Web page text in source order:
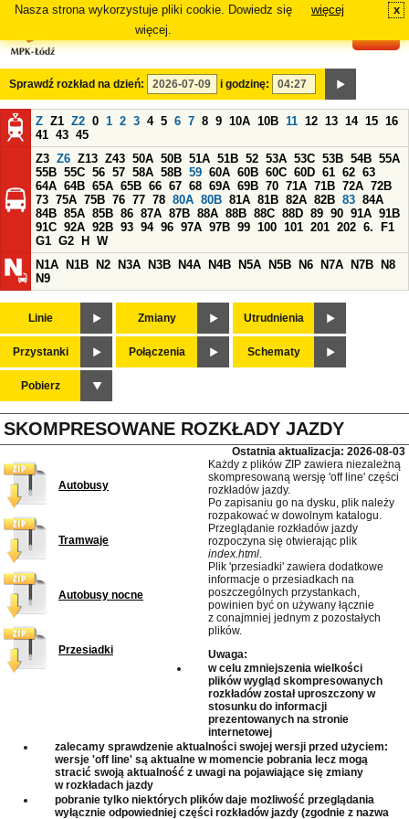
Nasza strona wykorzystuje pliki cookie. Dowiedz się
więcej.
więcej x
Sprawdź rozkład na dzień: i godzinę:
Z Z1 Z2 0 1 2 3 4 5 6 7 8 9 10A 10B 11 12 13 14 15 16
41 43 45
Z3 Z6 Z13 Z43 50A 50B 51A 51B 52 53A 53C 53B 54B 55A
55B 55C 56 57 58A 58B 59 60A 60B 60C 60D 61 62 63
64A 64B 65A 65B 66 67 68 69A 69B 70 71A 71B 72A 72B
73 75A 75B 76 77 78 80A 80B 81A 81B 82A 82B 83 84A
84B 85A 85B 86 87A 87B 88A 88B 88C 88D 89 90 91A 91B
91C 92A 92B 93 94 96 97A 97B 99 100 101 201 202 6.
F1
G1 G2 H
W
N1A
N1B N2 N3A N3B N4A N4B N5A N5B N6 N7A N7B
N8
N9
Linie Zmiany Utrudnienia
Przystanki Połączenia Schematy
Pobierz
SKOMPRESOWANE ROZKŁADY JAZDY
Ostatnia aktualizacja: 2026-08-03
Autobusy
Tramwaje
Autobusy nocne
Przesiadki
Każdy z plików ZIP zawiera niezależną
skompresowaną wersję 'off line' części
rozkładów jazdy.
Po zapisaniu go na dysku, plik należy
rozpakować w dowolnym katalogu.
Przeglądanie rozkładów jazdy
rozpoczyna się otwierając plik
index.html.
Plik 'przesiadki' zawiera dodatkowe
informacje o przesiadkach na
poszczególnych przystankach,
powinien być on używany łącznie
z conajmniej jednym z pozostałych
plików.
Uwaga:
w celu zmniejszenia wielkości
plików wygląd skompresowanych
rozkładów został uproszczony w
stosunku do informacji
prezentowanych na stronie
internetowej
zalecamy sprawdzenie aktualności swojej wersji przed użyciem:
wersje 'off line' są aktualne w momencie pobrania lecz mogą
stracić swoją aktualność z uwagi na pojawiające się zmiany
w rozkładach jazdy
pobranie tylko niektórych plików daje możliwość przeglądania
wyłącznie odpowiedniej części rozkładów jazdy (zgodnie z nazwa